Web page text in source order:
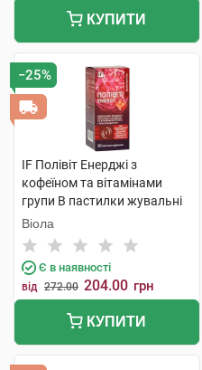
КУПИТИ
−25%
IF Полівіт Енерджі з
кофеїном та вітамінами
групи В пастилки жувальні
30 шт
Віола
Є в наявності
від 272.00 204.00 грн
КУПИТИ